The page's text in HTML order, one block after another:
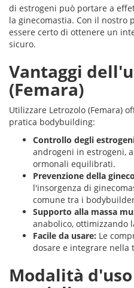
di estrogeni può portare a
la ginecomastia. Con il nostro
essere certo di ottenere un
sicuro.
Vantaggi
(Femara)
Utilizzare Letrozolo (Femara)
pratica bodybuilding:
Controllo degli
androgeni in estrogeni,
ormonali equilibrati.
Prevenzione della
l'insorgenza di
comune tra i
Supporto alla massa
anabolico, ottimizzando
Facile da usare: Le
dosare e integrare
Modalità